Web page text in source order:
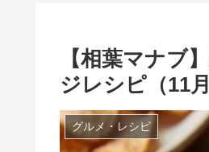
【相葉マナブ
ジレシピ（11月
グルメ・レシピ